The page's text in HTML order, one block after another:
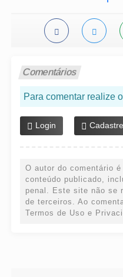
Comentários
Para comentar realize
Login
O autor do comentário
conteúdo publicado,
penal. Este site não se
de terceiros. Ao
Termos de Uso e